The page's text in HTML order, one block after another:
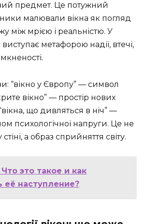
предмет. Це потужний
малювали вікна як погляд
між мрією і реальністю. У
виступає метафорою надії, втечі,
“вікно у Європу” — символ
вікно” — простір нових
що дивляться в ніч” —
психологічної напруги. Це не
а образ сприйняття світу.
это такое и как
её наступление?